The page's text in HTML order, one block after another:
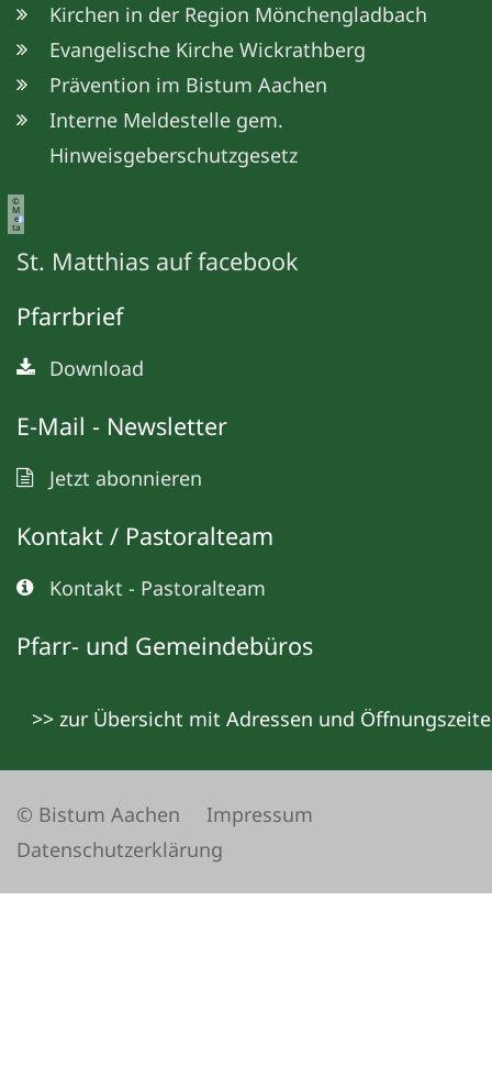
Kirchen in der Region Mönchengladbach
Evangelische Kirche Wickrathberg
Prävention im Bistum Aachen
Interne Meldestelle gem.
Hinweisgeberschutzgesetz
©
M
e
ta
St. Matthias auf facebook
Pfarrbrief
Download
E-Mail - Newsletter
Jetzt abonnieren
Kontakt / Pastoralteam
Kontakt - Pastoralteam
Pfarr- und Gemeindebüros
>> zur Übersicht mit Adressen und
© Bistum Aachen
Impressum
Datenschutzerklärung